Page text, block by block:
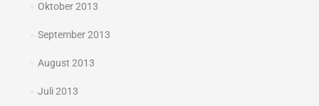
Oktober 2013
September 2013
August 2013
Juli 2013